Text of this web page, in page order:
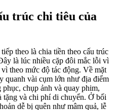
trúc chi tiêu của
theo là chia tiền theo cấu trúc
là lúc nhiều cặp đôi mắc lỗi vì
theo mức độ tác động. Về mặt
quanh vài cụm lớn như địa điểm
chụp ảnh và quay phim,
tặng và chi phí di chuyển. Ở bối
dễ bị quên như mâm quả, lễ